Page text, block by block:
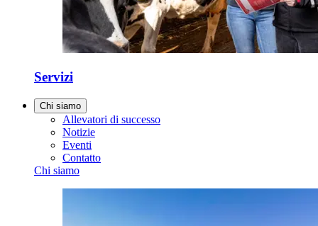
Servizi
Chi siamo
Allevatori di successo
Notizie
Eventi
Contatto
Chi siamo